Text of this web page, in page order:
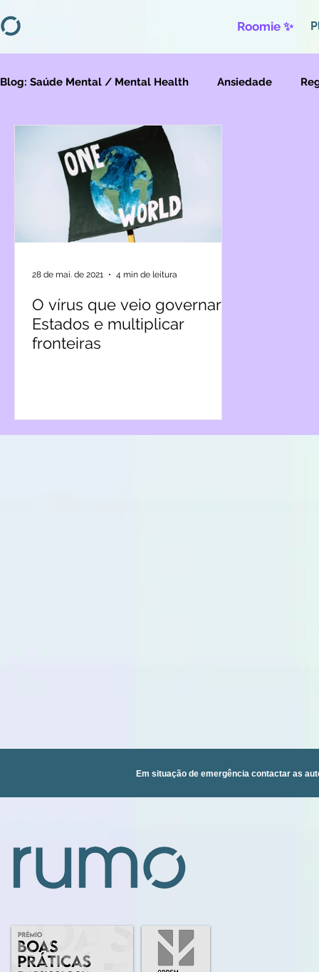
Roomie ✨
Blog: Saúde Mental / Mental Health Ansiedade
Violências
O vírus que veio governar
Estados e multiplicar
fronteiras
28 de mai. de 2021 4 min de leitura
Em situação de emergência contactar as